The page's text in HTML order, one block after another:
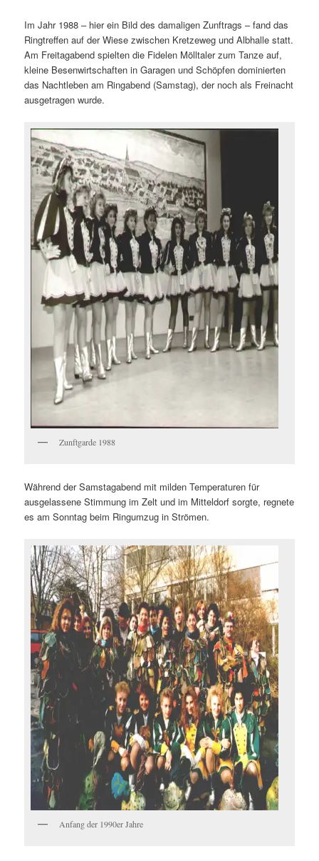
Im Jahr 1988 – hier ein Bild des damaligen Zunftrags – fand das
Ringtreffen auf der Wiese zwischen Kretzeweg und Albhalle statt.
Am Freitagabend spielten die Fidelen Mölltaler zum Tanze auf,
kleine Besenwirtschaften in Garagen und Schöpfen dominierten
das Nachtleben am Ringabend (Samstag), der noch als Freinacht
ausgetragen wurde.
Zunftgarde 1988
Während der Samstagabend mit milden Temperaturen für
ausgelassene Stimmung im Zelt und im Mitteldorf sorgte, regnete
es am Sonntag beim Ringumzug in Strömen.
Anfang der 1990er Jahre